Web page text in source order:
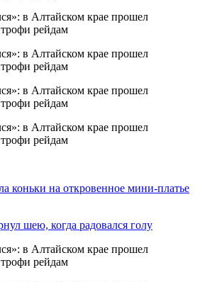
коньки на откровенное мини-платье
шею, когда радовался голу